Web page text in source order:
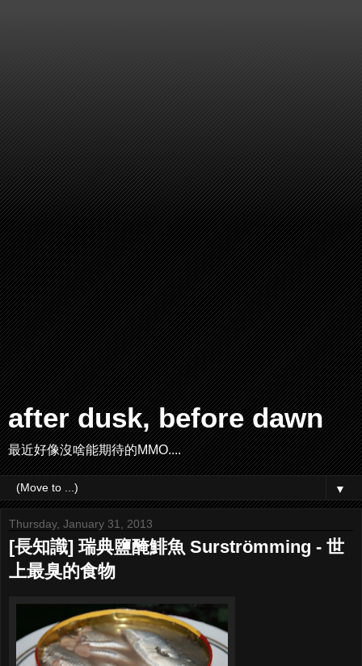
after dusk, before dawn
最近好像沒啥能期待的MMO....
▼
Thursday, January 31, 2013
[長知識] 瑞典鹽醃鯡魚 Surströmming - 世
上最臭的食物